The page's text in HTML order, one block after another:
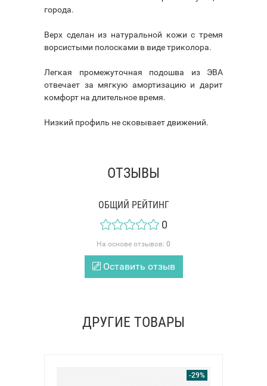
города.
Верх сделан из натуральной кожи с тремя
ворсистыми полосками в виде триколора.
Легкая промежуточная подошва из ЭВА
отвечает за мягкую амортизацию и дарит
комфорт на длительное время.
Низкий профиль не сковывает движений.
ОТЗЫВЫ
ОБЩИЙ РЕЙТИНГ
0
На основе отзывов: 0
Оставить отзыв
ДРУГИЕ ТОВАРЫ
-29%